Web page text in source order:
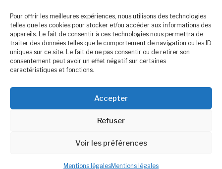
Pour offrir les meilleures expériences, nous utilisons des technologies
telles que les cookies pour stocker et/ou accéder aux informations des
appareils. Le fait de consentir à ces technologies nous permettra de
traiter des données telles que le comportement de navigation ou les ID
uniques sur ce site. Le fait de ne pas consentir ou de retirer son
consentement peut avoir un effet négatif sur certaines
caractéristiques et fonctions.
Accepter
Refuser
Voir les préférences
Mentions légalesMentions légales
Téléphone :
05 57 04 47 49
Mobile :
06 44 16 81 84
E-mail :
cesta@electron-libre-cea.fr